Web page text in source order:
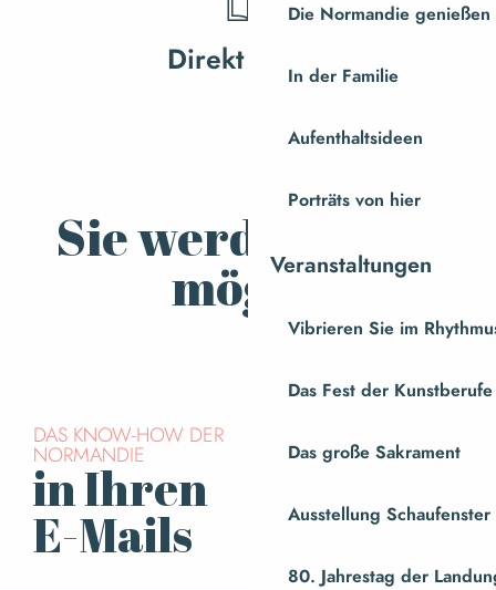
Die Normandie genießen
In der Familie
Aufenthaltsideen
Porträts von hier
Veranstaltungen
Vibrieren Sie im
Das Fest der Kunstberufe
Das große Sakrament
Ausstellung
80. Jahrestag der
Direkt online
Sie werden auch
mögen
Natur-Eskapaden
DAS KNOW-HOW DER
NORMANDIE
in Ihren
E-Mails